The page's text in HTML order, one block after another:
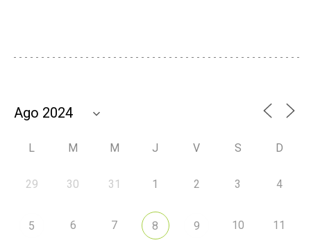
L M M J V S D
29 30 31 1 2 3 4
5 6 7 8 9 10 11